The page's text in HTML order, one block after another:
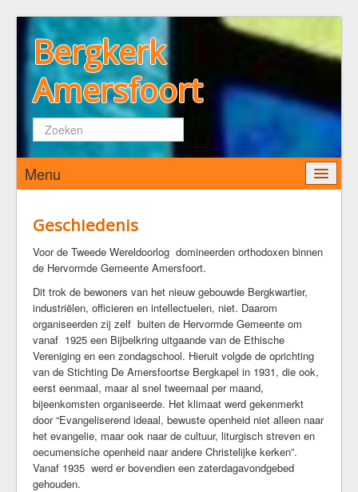
Bergkerk
Amersfoort
Zoeken...
Menu
Wie zijn wij
De Bergkerk
Predikant
Kerkenraad
Pastoraat
Diaconaat
Kerkrentmeesters
Kerkmuziek
Geschiedenis
Veilige kerk
Kerkdiensten
Geschiedenis
Voor de Tweede Wereldoorlog domineerden orthodoxen binnen
de Hervormde Gemeente Amersfoort.
Dit trok de bewoners van het nieuw gebouwde Bergkwartier,
industriëlen, officieren en intellectuelen, niet. Daarom
organiseerden zij zelf buiten de Hervormde Gemeente om
vanaf 1925 een Bijbelkring uitgaande van de Ethische
Vereniging en een zondagschool. Hieruit volgde de oprichting
van de Stichting De Amersfoortse Bergkapel in 1931, die ook,
eerst eenmaal, maar al snel tweemaal per maand,
bijeenkomsten organiseerde. Het klimaat werd gekenmerkt
door “Evangeliserend ideaal, bewuste openheid niet alleen naar
het evangelie, maar ook naar de cultuur, liturgisch streven en
oecumensiche openheid naar andere Christelijke kerken”.
Vanaf 1935 werd er bovendien een zaterdagavondgebed
gehouden.